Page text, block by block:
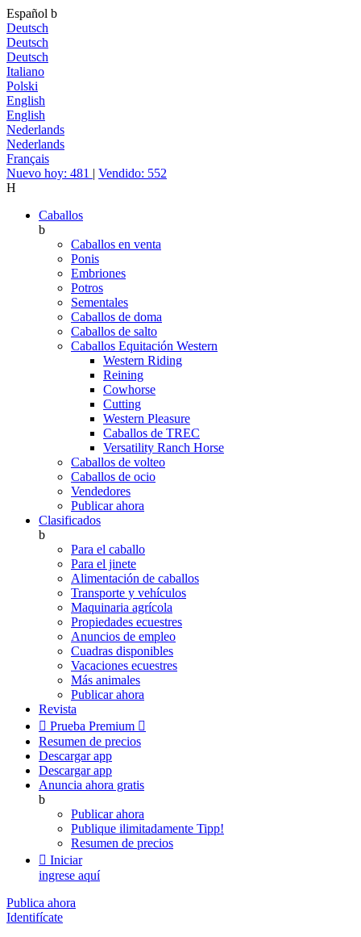
Español b
Deutsch
Deutsch
Deutsch
Italiano
Polski
English
English
Nederlands
Nederlands
Français
Nuevo hoy: 481 | Vendido: 552
H
Caballos
b
Caballos en venta
Ponis
Embriones
Potros
Sementales
Caballos de doma
Caballos de salto
Caballos Equitación Western
Western Riding
Reining
Cowhorse
Cutting
Western Pleasure
Caballos de TREC
Versatility Ranch Horse
Caballos de volteo
Caballos de ocio
Vendedores
Publicar ahora
Clasificados
b
Para el caballo
Para el jinete
Alimentación de caballos
Transporte y vehículos
Maquinaria agrícola
Propiedades ecuestres
Anuncios de empleo
Cuadras disponibles
Vacaciones ecuestres
Más animales
Publicar ahora
Revista
 Prueba Premium 
Resumen de precios
Descargar app
Descargar app
Anuncia ahora gratis
b
Publicar ahora
Publique ilimitadamente Tipp!
Resumen de precios
 Iniciar
ingrese aquí
Publica ahora
Identifícate